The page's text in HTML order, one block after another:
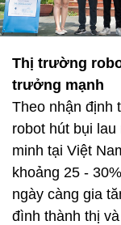
Thị trường
trưởng mạnh
Theo nhận định
robot hút bụi
minh tại Việt
khoảng 25 -
ngày càng gia
đình thành thị